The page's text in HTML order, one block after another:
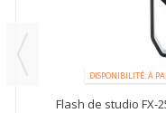
DISPONIBILITÉ: À
Flash de studio FX-